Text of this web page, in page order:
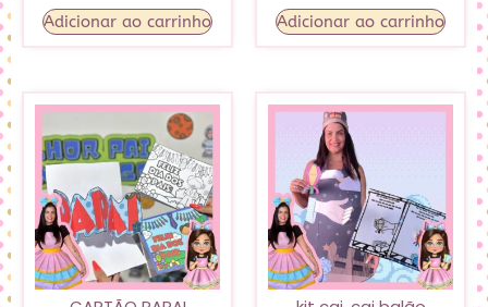
Adicionar ao carrinho Adicionar ao carrinho